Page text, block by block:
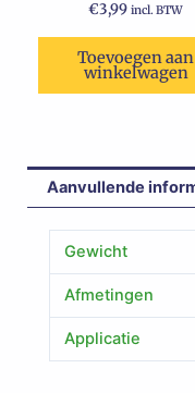
€3,99 incl. BTW
Toevoegen aan
winkelwagen
Aanvullende
Gewicht
Afmetingen
Applicatie